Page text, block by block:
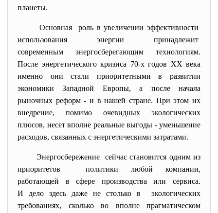
планеты.
Основная роль в увеличении эффективности
использования энергии принадлежит
современным энергосберегающим технологиям.
После энергетического кризиса 70-х годов XX века
именно они стали приоритетными в развитии
экономики Западной Европы, а после начала
рыночных реформ - и в нашей стране. При этом их
внедрение, помимо очевидных экологических
плюсов, несет вполне реальные выгоды - уменьшение
расходов, связанных с энергетическими затратами.
Энергосбережение сейчас становится одним из
приоритетов политики любой компании,
работающей в сфере производства или сервиса.
И дело здесь даже не столько в экологических
требованиях, сколько во вполне прагматическом